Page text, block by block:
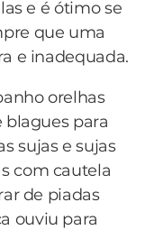
fiscal deixar por
e é ótimo se
que uma
e inadequada.
orelhas
blagues para
sujas e sujas
com cautela
de piadas
ouviu para